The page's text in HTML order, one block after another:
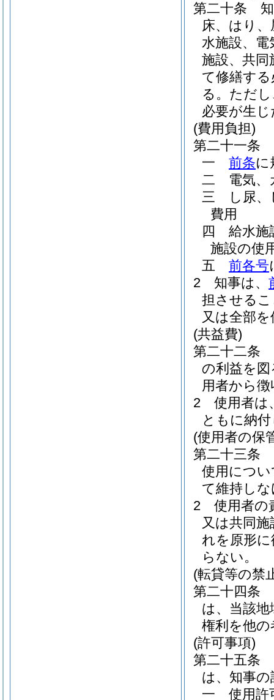
第二十条
床、はり
水施設、電
施設、共同
て修繕す
る。 ただ
必要が生
(費用負担)
第二十一条
一
前条に
二
電気、
三
し尿
費用
四
給水施
施設の使
五
前各号
2
知事は、
担させる
又は全部
(共益費)
第二十二条
の利益を
用者から
2
使用者は
ともに納
(使用者の保
第二十三条
使用につ
て維持し
2
使用者の
又は共同
れを原形
らない。
(転貸等の禁
第二十四条
は、当該
権利を他
(許可事項)
第二十五条
は、知事
一
使用許